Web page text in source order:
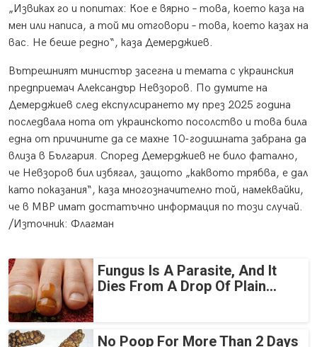
„Извиках го и попитах: Кое е вярно – това, което каза на
мен или написа, а той ми отговори – това, което казах на
вас. Не беше редно“, каза Демерджиев.
Вътрешният министър засегна и темата с украинския
предприемач Александър Невзоров. По думите на
Демерджиев след експулсирането му през 2025 година
последвала нота от украинското посолство и това била
една от причините да се махне 10-годишната забрана да
влиза в България. Според Демерджиев не било фатално,
че Невзоров бил избягал, защото „каквото трябва, е дал
като показания“, каза многозначително той, намеквайки,
че в МВР имат достатъчно информация по този случай.
/Източник: Флагман
Fungus Is A Parasite, And It
Dies From A Drop Of Plain...
No Poop For More Than 2 Days